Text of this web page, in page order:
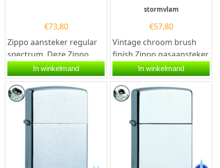
€73,80
Zippo aansteker regular
spectrum. Deze Zippo
aansteker heeft een
glanzende...
In winkelmand
stormvlam
€57,80
Vintage chroom brush
finish Zippo gasaansteker
met stormvlam. Deze
Zippo aansteker heeft
een...
In winkelmand